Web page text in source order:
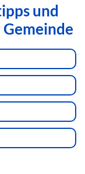
und